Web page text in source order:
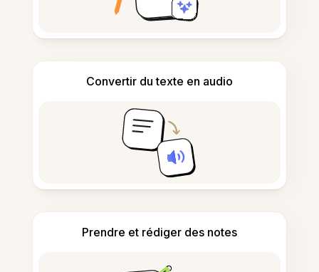
Convertir du texte en audio
Prendre et rédiger des notes